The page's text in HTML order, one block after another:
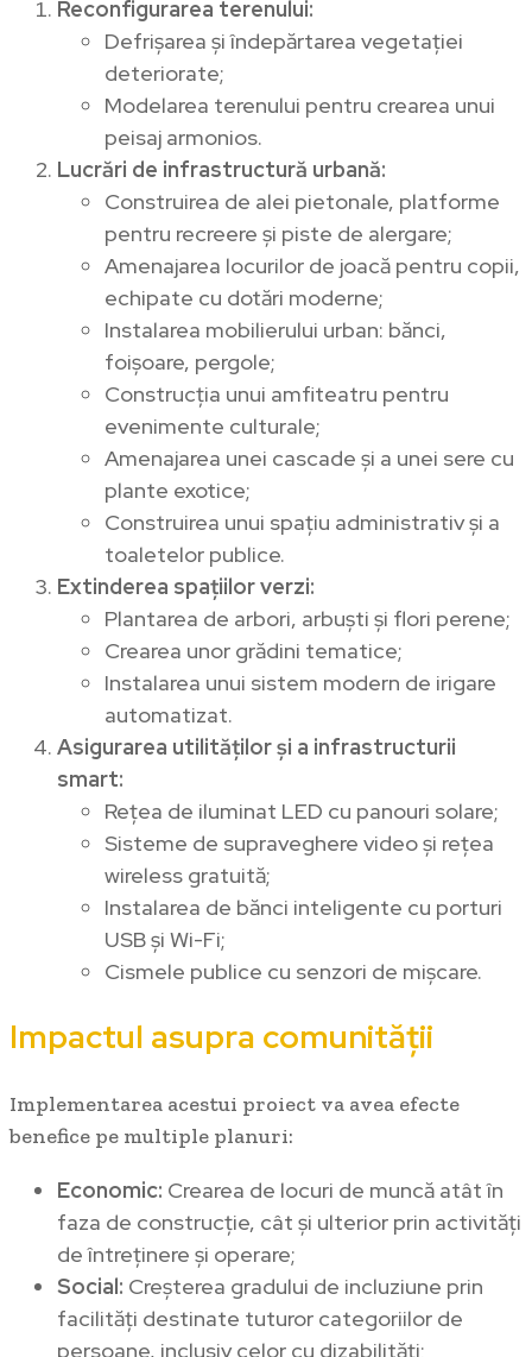
Reconfigurarea terenului:
Defrișarea și îndepărtarea vegetației
deteriorate;
Modelarea terenului pentru crearea unui
peisaj armonios.
Lucrări de infrastructură urbană:
Construirea de alei pietonale, platforme
pentru recreere și piste de alergare;
Amenajarea locurilor de joacă pentru copii,
echipate cu dotări moderne;
Instalarea mobilierului urban: bănci,
foișoare, pergole;
Construcția unui amfiteatru pentru
evenimente culturale;
Amenajarea unei cascade și a unei sere cu
plante exotice;
Construirea unui spațiu administrativ și a
toaletelor publice.
Extinderea spațiilor verzi:
Plantarea de arbori, arbuști și flori perene;
Crearea unor grădini tematice;
Instalarea unui sistem modern de irigare
automatizat.
Asigurarea utilităților și a infrastructurii
smart:
Rețea de iluminat LED cu panouri solare;
Sisteme de supraveghere video și rețea
wireless gratuită;
Instalarea de bănci inteligente cu porturi
USB și Wi-Fi;
Cismele publice cu senzori de mișcare.
Impactul asupra comunității
Implementarea acestui proiect va avea efecte
benefice pe multiple planuri:
Economic: Crearea de locuri de muncă atât în
faza de construcție, cât și ulterior prin activități
de întreținere și operare;
Social: Creșterea gradului de incluziune prin
facilități destinate tuturor categoriilor de
persoane, inclusiv celor cu dizabilități;